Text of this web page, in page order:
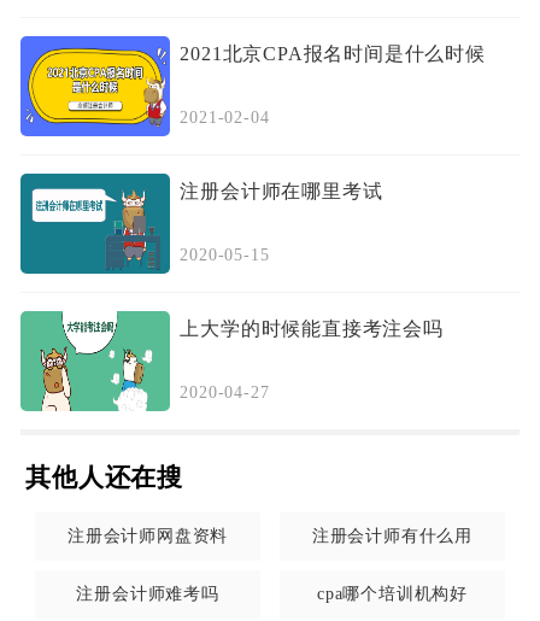
会计人升职加薪慢？考个CPA试试！
注册会计师，堪称四大、投行敲门砖，财会金
融界黄金职业资质！
2021北京CPA报名时间是什么时候
2021-02-04
注册会计师在哪里考试
2020-05-15
上大学的时候能直接考注会吗
2020-04-27
其他人还在搜
注册会计师网盘资料 注册会计师有什么用
注册会计师难考吗 cpa哪个培训机构好